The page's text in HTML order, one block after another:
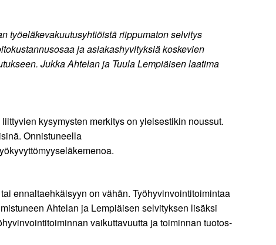
työeläkevakuutusyhtiöistä riippumaton selvitys
ja asiakashyvityksiä koskevien
Jukka Ahtelan ja Tuula Lempiäisen laatima
kysymysten merkitys on yleisestikin noussut.
Onnistuneella
ennaltaehkäisyyn on vähän. Työhyvinvointitoimintaa
Ahtelan ja Lempiäisen selvityksen lisäksi
vaikuttavuutta ja toiminnan tuotos-